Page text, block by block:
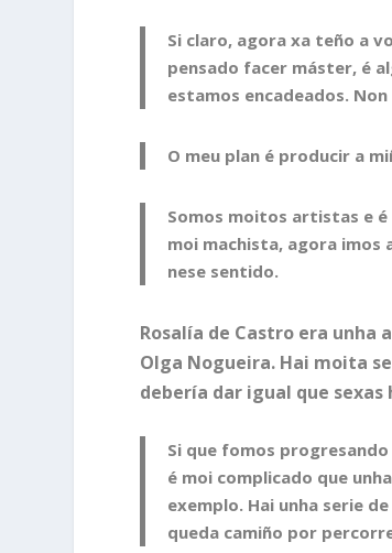
Si claro, agora xa teño a
pensado facer máster, é
estamos encadeados.
O meu plan é producir a
Somos moitos artistas e
moi machista, agora imos
nese sentido.
Rosalía de Castro era
Olga Nogueira. Hai moita
debería dar igual que sexas
Si que fomos
é moi complicado que
exemplo. Hai unha serie
queda camiño por